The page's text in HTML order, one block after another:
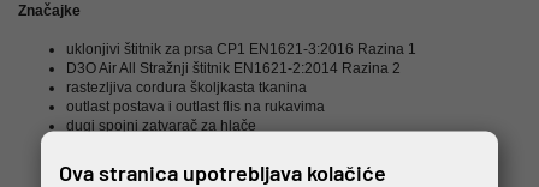
Značajke
uklonjivi štitnik za prsa CP1 EN1621-3:2016 Razina 1
D3O Air All Stražnji štitnik EN1621-2:2014 Razina 2
rastezljiva cordura školjkasta tkanina
outlast postava i outlast flis na rukavima
dugi spojni zatvarač za hlače
Ova stranica upotrebljava kolačiće